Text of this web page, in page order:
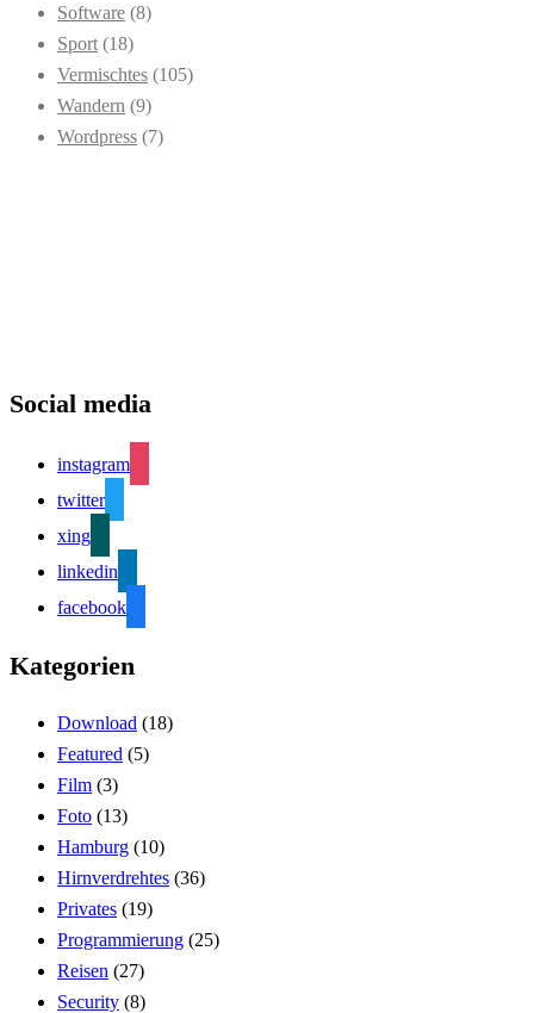
Software (8)
Sport (18)
Vermischtes (105)
Wandern (9)
Wordpress (7)
Social media
instagram
twitter
xing
linkedin
facebook
Kategorien
Download (18)
Featured (5)
Film (3)
Foto (13)
Hamburg (10)
Hirnverdrehtes (36)
Privates (19)
Programmierung (25)
Reisen (27)
Security (8)